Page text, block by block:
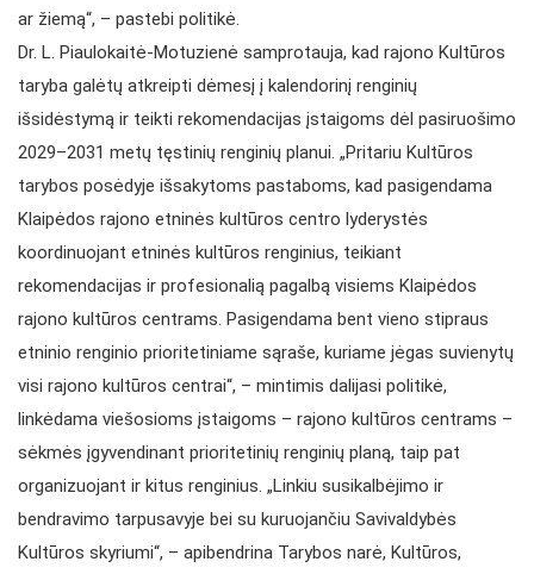
ar žiemą“, – pastebi politikė.
Dr. L. Piaulokaitė-Motuzienė samprotauja, kad rajono Kultūros
taryba galėtų atkreipti dėmesį į kalendorinį renginių
išsidėstymą ir teikti rekomendacijas įstaigoms dėl pasiruošimo
2029–2031 metų tęstinių renginių planui. „Pritariu Kultūros
tarybos posėdyje išsakytoms pastaboms, kad pasigendama
Klaipėdos rajono etninės kultūros centro lyderystės
koordinuojant etninės kultūros renginius, teikiant
rekomendacijas ir profesionalią pagalbą visiems Klaipėdos
rajono kultūros centrams. Pasigendama bent vieno stipraus
etninio renginio prioritetiniame sąraše, kuriame jėgas suvienytų
visi rajono kultūros centrai“, – mintimis dalijasi politikė,
linkėdama viešosioms įstaigoms – rajono kultūros centrams –
sėkmės įgyvendinant prioritetinių renginių planą, taip pat
organizuojant ir kitus renginius. „Linkiu susikalbėjimo ir
bendravimo tarpusavyje bei su kuruojančiu Savivaldybės
Kultūros skyriumi“, – apibendrina Tarybos narė, Kultūros,